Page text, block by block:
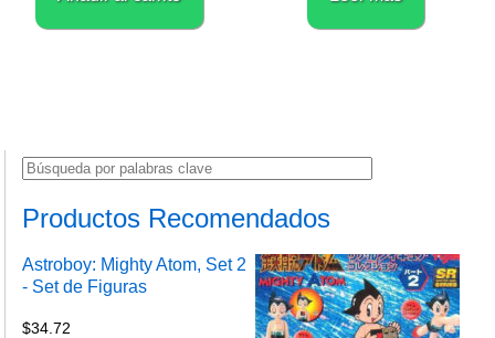
Productos Recomendados
Astroboy: Mighty Atom, Set 2
- Set de Figuras
$34.72